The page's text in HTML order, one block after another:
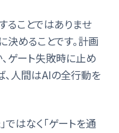
ることではありませ
決めることです。計画
ゲート失敗時に止め
、人間はAIの全行動を
ではなく「ゲートを通